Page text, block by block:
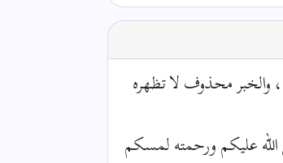
، والخبر محذوف لا تظهره
عليكم ورحمته لمسكم